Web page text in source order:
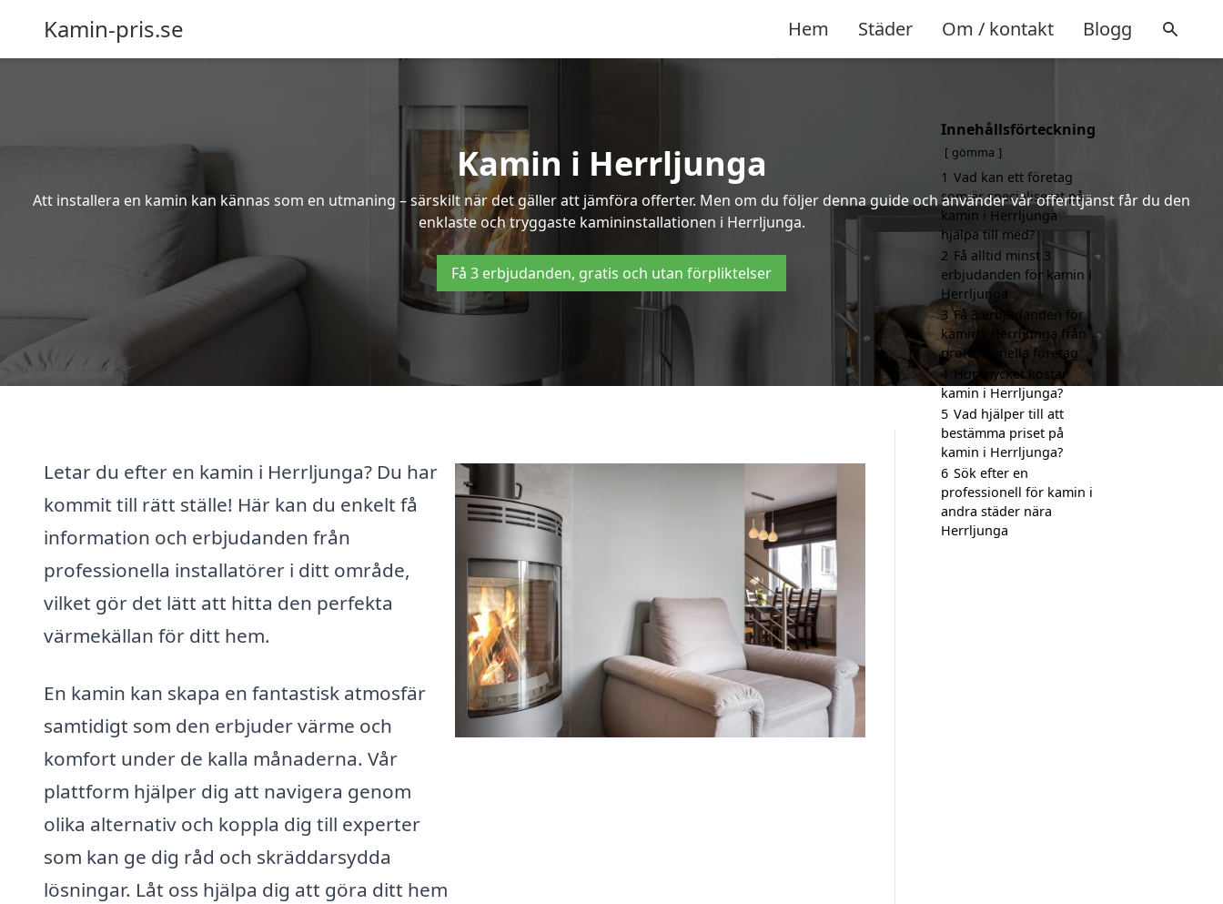
Kamin-pris.se Hem Städer Om / kontakt Blogg
Kamin i Herrljunga
Att installera en kamin kan kännas som en utmaning – särskilt när det gäller att jämföra offerter. Men om du följer denna guide och använder vår offerttjänst får du den
enklaste och tryggaste kamininstallationen i Herrljunga.
Få 3 erbjudanden, gratis och utan förpliktelser
Letar du efter en kamin i Herrljunga? Du har
kommit till rätt ställe! Här kan du enkelt få
information och erbjudanden från
professionella installatörer i ditt område,
vilket gör det lätt att hitta den perfekta
värmekällan för ditt hem.
En kamin kan skapa en fantastisk atmosfär
samtidigt som den erbjuder värme och
komfort under de kalla månaderna. Vår
plattform hjälper dig att navigera genom
olika alternativ och koppla dig till experter
som kan ge dig råd och skräddarsydda
lösningar. Låt oss hjälpa dig att göra ditt hem
Innehållsförteckning
gömma
1 Vad kan ett företag
som är specialiserat på
kamin i Herrljunga
hjälpa till med?
2 Få alltid minst 3
erbjudanden för kamin i
Herrljunga
3 Få 3 erbjudanden för
kamin i Herrljunga från
professionella företag
4 Hur mycket kostar
kamin i Herrljunga?
5 Vad hjälper till att
bestämma priset på
kamin i Herrljunga?
6 Sök efter en
professionell för kamin i
andra städer nära
Herrljunga